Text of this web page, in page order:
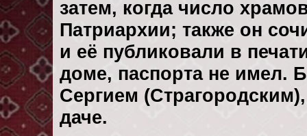
затем, когда число
Патриархии; также он
и её публиковали в
доме, паспорта не имел.
Сергием
даче.